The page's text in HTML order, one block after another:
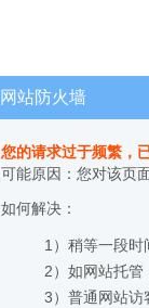
网站防火墙
您的请求过于频繁，
可能原因：您对该页
如何解决：
1）稍等一段时
2）如网站托管
3）普通网站访